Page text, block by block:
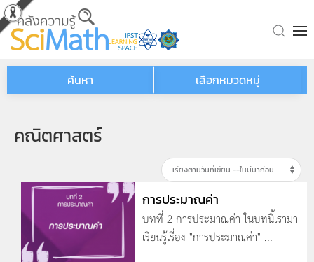
Skip to main content
ค้นหา เลือกหมวดหมู่
คณิตศาสตร์
การประมาณค่า
บทที่ 2 การประมาณค่า ในบทนี้เรามา
เรียนรู้เรื่อง "การประมาณค่า" ...